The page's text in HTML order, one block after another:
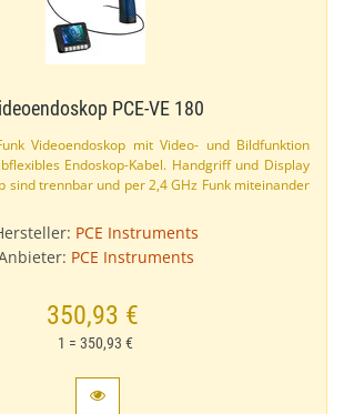
PCE-​VE 180
Videoendoskop mit Video- und Bildfunktion
Endoskop-​Kabel. Handgriff und Display
sind trennbar und per 2,​4 GHz Funk miteinander
PCE Instruments
PCE Instruments
350,93 €
1 = 350,93 €